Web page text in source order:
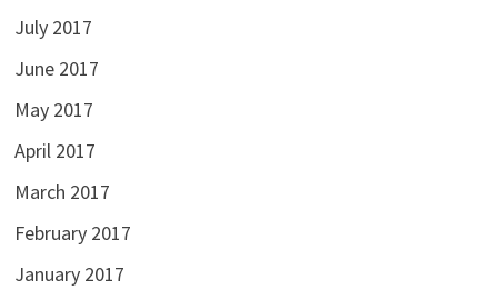
July 2017
June 2017
May 2017
April 2017
March 2017
February 2017
January 2017